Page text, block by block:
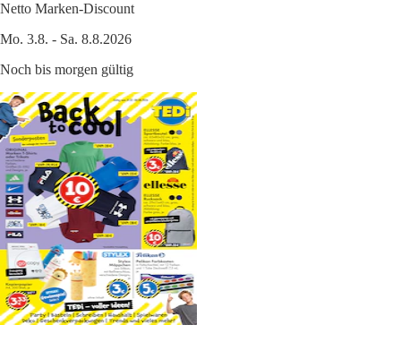
Netto Marken-Discount
Mo. 3.8. - Sa. 8.8.2026
Noch bis morgen gültig